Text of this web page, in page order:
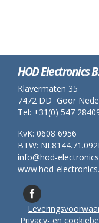
HOD Electronics
Klavermaten 35
7472 DD Goor
Tel: +31(0) 547
KvK: 0608 6956
BTW:
info@hod-
www.hod-
Privacy- en